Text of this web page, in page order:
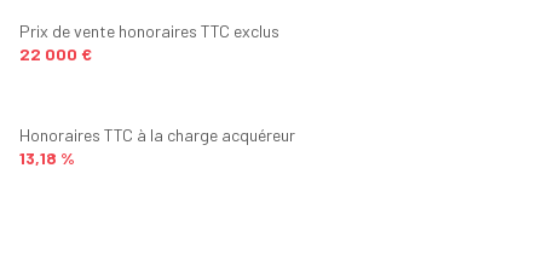
Prix de vente honoraires TTC exclus
22 000 €
Honoraires TTC à la charge acquéreur
13,18 %